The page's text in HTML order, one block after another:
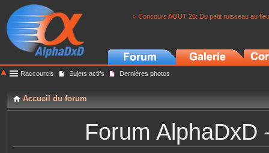
> Concours AOUT 26: Du petit ruisseau au
Raccourcis Sujets actifs Dernières photos
Accueil du forum
Forum AlphaDxD